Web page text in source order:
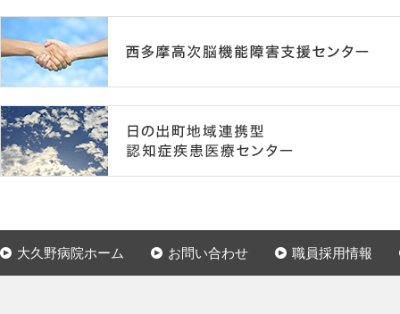
大久野病院ホーム お問い合わせ 職員採用情報